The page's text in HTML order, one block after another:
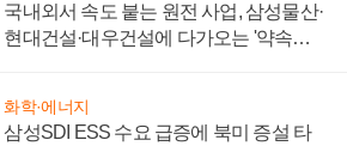
국내외서 속도 붙는 원전 사업, 삼성물산·
현대건설·대우건설에 다가오는 '약속의
화학·에너지
삼성SDI ESS 수요 급증에 북미 증설 타